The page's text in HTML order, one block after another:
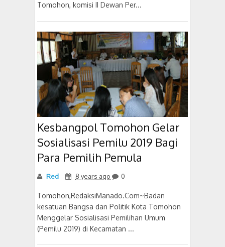
Tomohon, komisi II Dewan Per...
Kesbangpol Tomohon Gelar
Sosialisasi Pemilu 2019 Bagi
Para Pemilih Pemula
Red 8 years ago 0
Tomohon,RedaksiManado.Com~Badan
kesatuan Bangsa dan Politik Kota Tomohon
Menggelar Sosialisasi Pemilihan Umum
(Pemilu 2019) di Kecamatan ...